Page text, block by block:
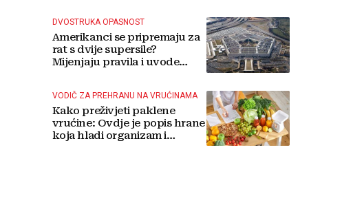
DVOSTRUKA OPASNOST
Amerikanci se pripremaju za
rat s dvije supersile?
Mijenjaju pravila i uvode
VODIČ ZA PREHRANU NA VRUĆINAMA
Kako preživjeti paklene
vrućine: Ovdje je popis hrane
koja hladi organizam i